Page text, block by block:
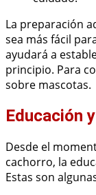
La preparación
sea más fácil
ayudará a
principio. Para
sobre mascotas.
Educación
Desde el
cachorro, la
Estas son